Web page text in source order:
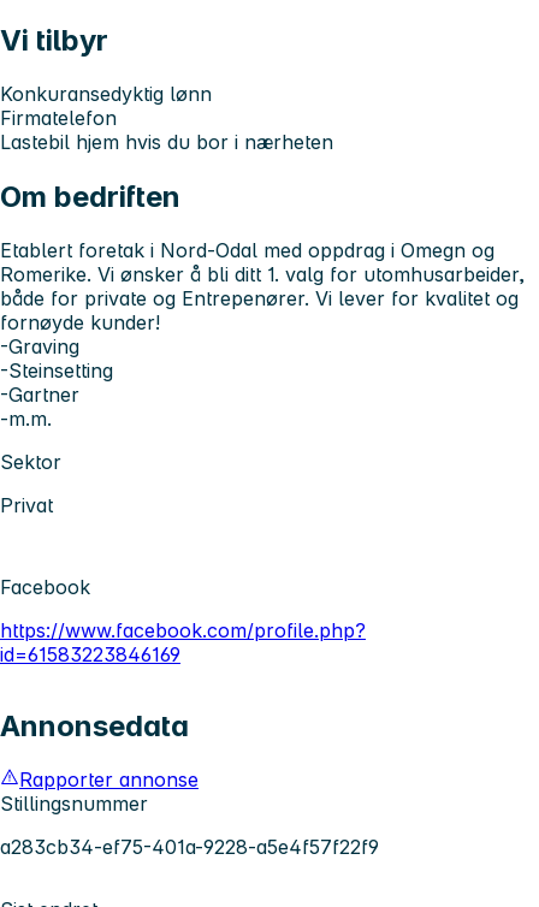
Vi tilbyr
Konkuransedyktig lønn
Firmatelefon
Lastebil hjem hvis du bor i nærheten
Om bedriften
Etablert foretak i Nord-Odal med oppdrag i Omegn og
Romerike. Vi ønsker å bli ditt 1. valg for utomhusarbeider,
både for private og Entrepenører. Vi lever for kvalitet og
fornøyde kunder!
-Graving
-Steinsetting
-Gartner
-m.m.
Sektor
Privat
Facebook
https://www.facebook.com/profile.php?
id=61583223846169
Annonsedata
Rapporter annonse
Stillingsnummer
a283cb34-ef75-401a-9228-a5e4f57f22f9